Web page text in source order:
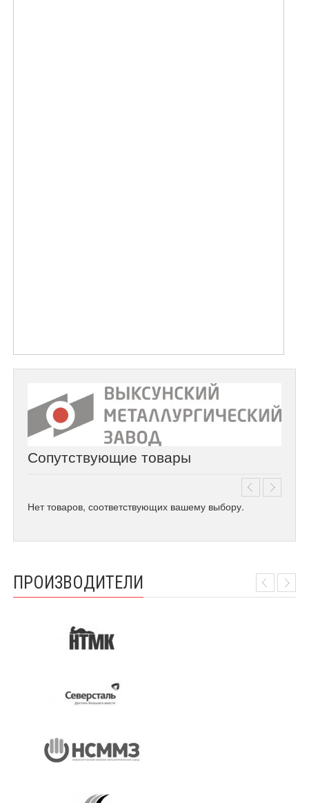
Сопутствующие товары
Нет товаров, соответствующих вашему выбору.
ПРОИЗВОДИТЕЛИ